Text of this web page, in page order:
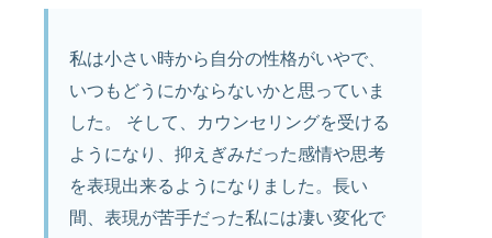
私は小さい時から自分の性格がいやで、
いつもどうにかならないかと思っていま
した。 そして、カウンセリングを受ける
ようになり、抑えぎみだった感情や思考
を表現出来るようになりました。長い
間、表現が苦手だった私には凄い変化で